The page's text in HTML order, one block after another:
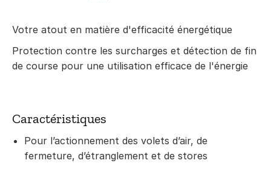
Votre atout en matière d'efficacité énergétique
Protection contre les surcharges et détection de fin
de course pour une utilisation efficace de l'énergie
Caractéristiques
Pour l’actionnement des volets d’air, de
fermeture, d’étranglement et de stores